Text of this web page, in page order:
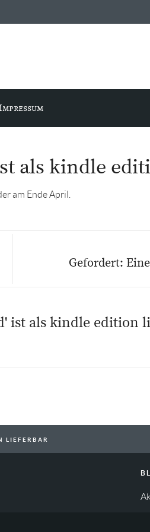
Impressum
als kindle
am Ende April.
Gefordert:
ist als kindle edition
LIEFERBAR